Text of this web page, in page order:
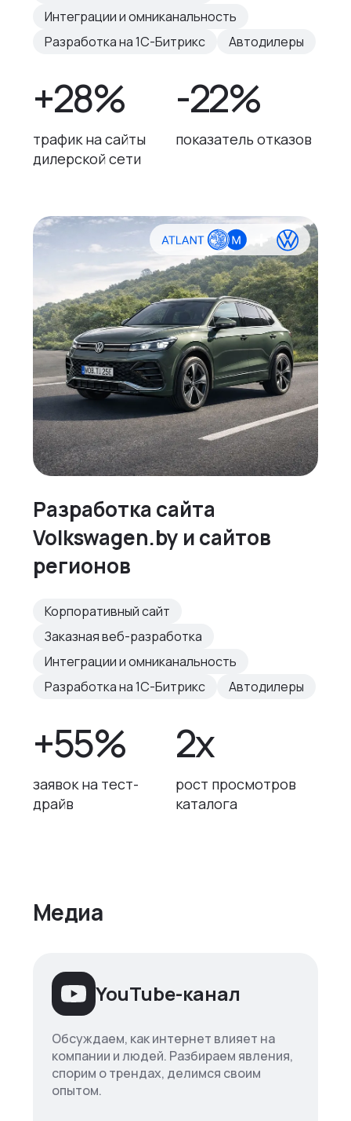
Интеграции и омниканальность
Разработка на 1С-Битрикс
Автодилеры
+28%
трафик на сайты
дилерской сети
-22%
показатель отказов
Разработка сайта
Volkswagen.by и сайтов
регионов
Корпоративный сайт
Заказная веб-разработка
Интеграции и омниканальность
Разработка на 1С-Битрикс
Автодилеры
+55%
заявок на тест-
драйв
2x
рост просмотров
каталога
Медиа
YouTube-канал
Обсуждаем, как интернет влияет на
компании и людей. Разбираем явления,
спорим о трендах, делимся своим
опытом.